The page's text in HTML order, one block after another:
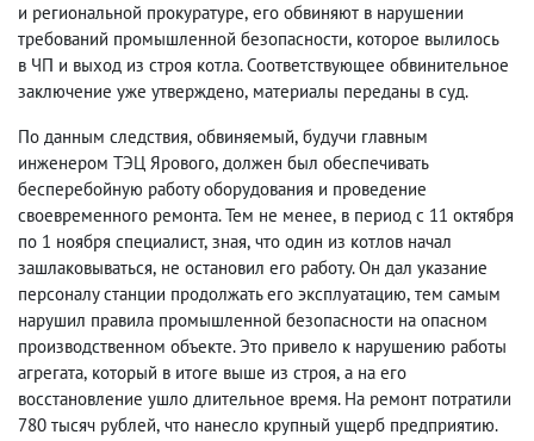
и региональной прокуратуре, его обвиняют в нарушении
требований промышленной безопасности, которое вылилось
в ЧП и выход из строя котла. Соответствующее обвинительное
заключение уже утверждено, материалы переданы в суд.
По данным следствия, обвиняемый, будучи главным
инженером ТЭЦ Ярового, должен был обеспечивать
бесперебойную работу оборудования и проведение
своевременного ремонта. Тем не менее, в период с 11 октября
по 1 ноября специалист, зная, что один из котлов начал
зашлаковываться, не остановил его работу. Он дал указание
персоналу станции продолжать его эксплуатацию, тем самым
нарушил правила промышленной безопасности на опасном
производственном объекте. Это привело к нарушению работы
агрегата, который в итоге выше из строя, а на его
восстановление ушло длительное время. На ремонт потратили
780 тысяч рублей, что нанесло крупный ущерб предприятию.